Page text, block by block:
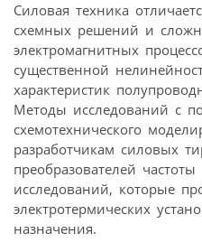
Силовая техника
схемных решений и
электромагнитных
существенной
характеристик
Методы исследований с
схемотехнического
разработчикам силовых
преобразователей
исследований, которые
электротермических
назначения.